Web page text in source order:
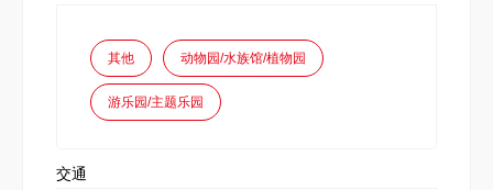
其他 动物园/水族馆/植物园
游乐园/主题乐园
交通